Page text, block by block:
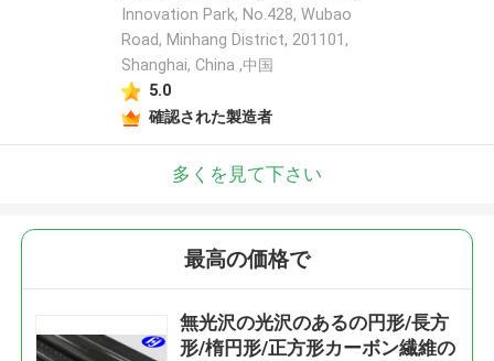
Innovation Park, No.428, Wubao
Road, Minhang District, 201101,
Shanghai, China ,中国
5.0
確認された製造者
多くを見て下さい
最高の価格で
無光沢の光沢のあるの円形/長方
形/楕円形/正方形カーボン繊維の